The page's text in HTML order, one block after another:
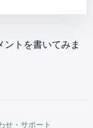
ントを書いてみま
せ・サポート